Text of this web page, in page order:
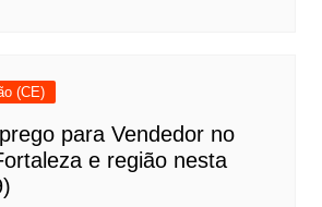
(CE)
para Vendedor no
e região nesta